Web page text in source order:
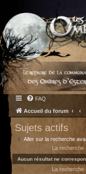
FAQ
Accueil du forum
Sujets actifs
Aller sur la recherche
La
Aucun résultat ne
La